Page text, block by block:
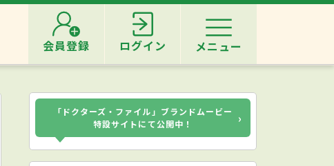
会員登録 ログイン メニュー
「ドクターズ・ファイル」ブランドムービー
特設サイトにて公開中！
›